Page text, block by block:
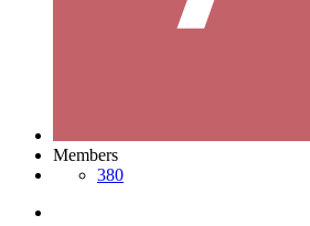
Members
380